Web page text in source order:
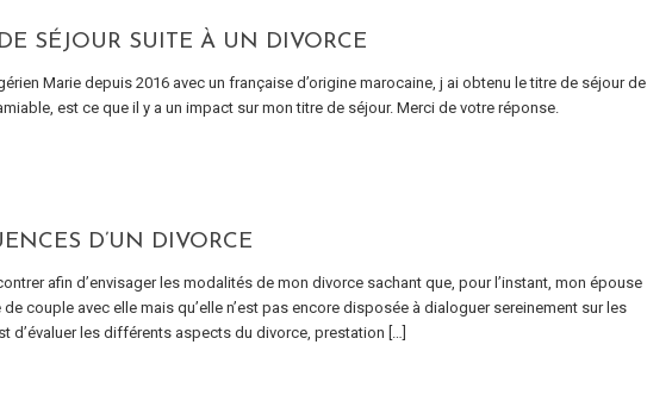
SÉJOUR SUITE À UN DIVORCE
Marie depuis 2016 avec un française d’origine marocaine, j ai obtenu le titre de séjour de
est ce que il y a un impact sur mon titre de séjour. Merci de votre réponse.
D’UN DIVORCE
afin d’envisager les modalités de mon divorce sachant que, pour l’instant, mon épouse
couple avec elle mais qu’elle n’est pas encore disposée à dialoguer sereinement sur les
d’évaluer les différents aspects du divorce, prestation […]